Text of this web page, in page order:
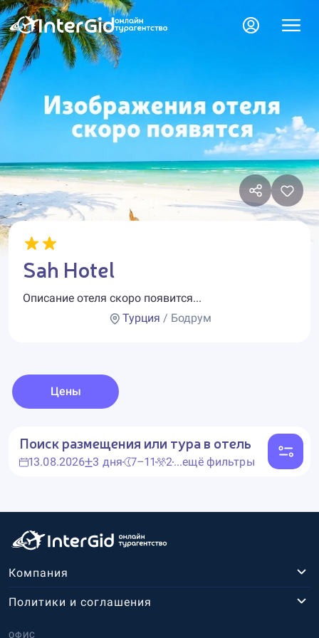
Sah Hotel
Описание отеля скоро появится...
Турция / Бодрум
Цены
Поиск размещения или тура в отель
13.08.2026 3 дня 7–11 2...ещё фильтры
Компания
ОФИС
Политики и соглашения